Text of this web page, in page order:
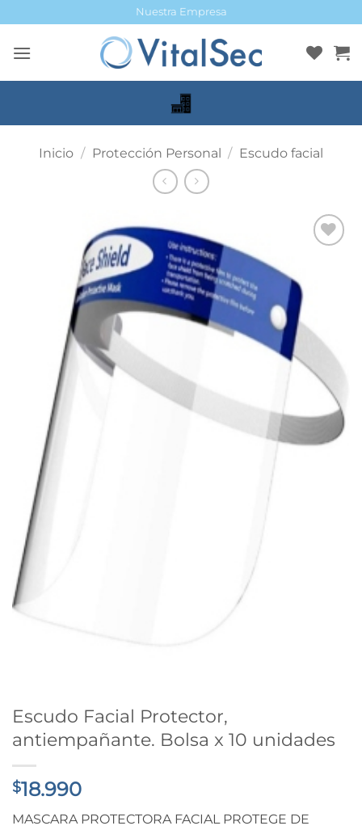
al
contenido
Nuestra Empresa
Inicio / Protección Personal / Escudo facial
Escudo Facial Protector,
antiempañante. Bolsa x 10 unidades
$18.990
MASCARA PROTECTORA FACIAL PROTEGE DE